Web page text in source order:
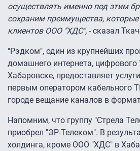
осуществлять именно под этим
сохраним преимущества,
клиентов ООО "ХДС", - сказал
"Рэдком", один из крупнейших
домашнего интернета,
Хабаровске, предоставляет
первым оператором кабельного
городе вещание каналов в
Напомним, что группу "Стрела
приобрел "ЭР-Телеком". В
холдинга, кроме ООО "ХДС" в